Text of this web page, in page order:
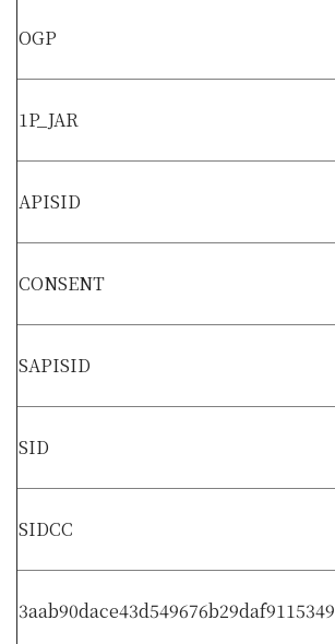
OGP
1P_JAR
APISID
CONSENT
SAPISID
SID
SIDCC
3aab90dace43d549676b29daf9115349